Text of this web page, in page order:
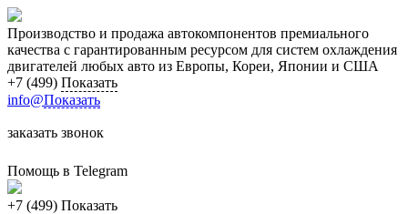
Производство и продажа автокомпонентов премиального
качества с гарантированным ресурсом для систем охлаждения
двигателей любых авто из Европы, Кореи, Японии и США
+7 (499) Показать
info@Показать
заказать звонок
Помощь в Telegram
+7 (499) Показать